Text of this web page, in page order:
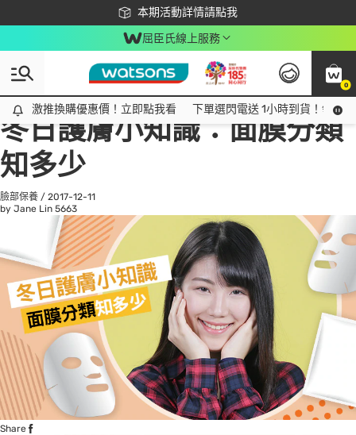
本期活動詳情請點我
下載app最高回饋$350
屈臣氏線上服務
0
激推換購優惠價！立即點我看
激推換購優惠價！立即點我看 下單選閃電送 1小時到貨！領神
All
話題趨勢
冬日護膚小知識：面膜分類
知多少
臉部保養 / 2017-12-11
by Jane Lin 5663
Share